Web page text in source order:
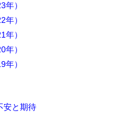
）
）
）
）
）
安と期待